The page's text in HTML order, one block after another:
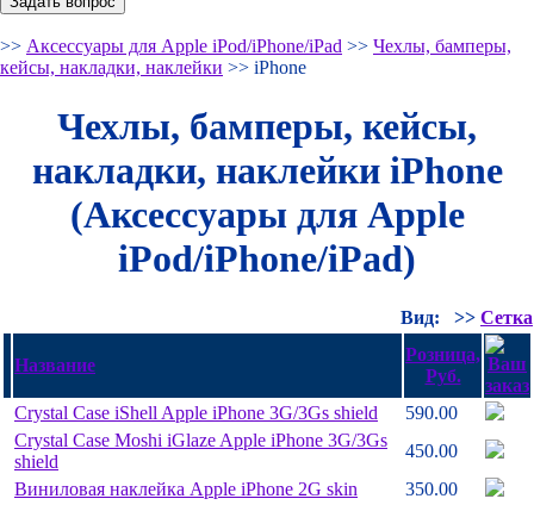
>> Аксессуары для Apple iPod/iPhone/iPad >> Чехлы, бамперы,
кейсы, накладки, наклейки >> iPhone
Чехлы, бамперы, кейсы,
накладки, наклейки iPhone
(Аксессуары для Apple
iPod/iPhone/iPad)
Вид: >> Сетка
Название
Розница,
Руб.
Crystal Case iShell Apple iPhone 3G/3Gs shield
590.00
Crystal Case Moshi iGlaze Apple iPhone 3G/3Gs
shield
450.00
Виниловая наклейка Apple iPhone 2G skin
350.00